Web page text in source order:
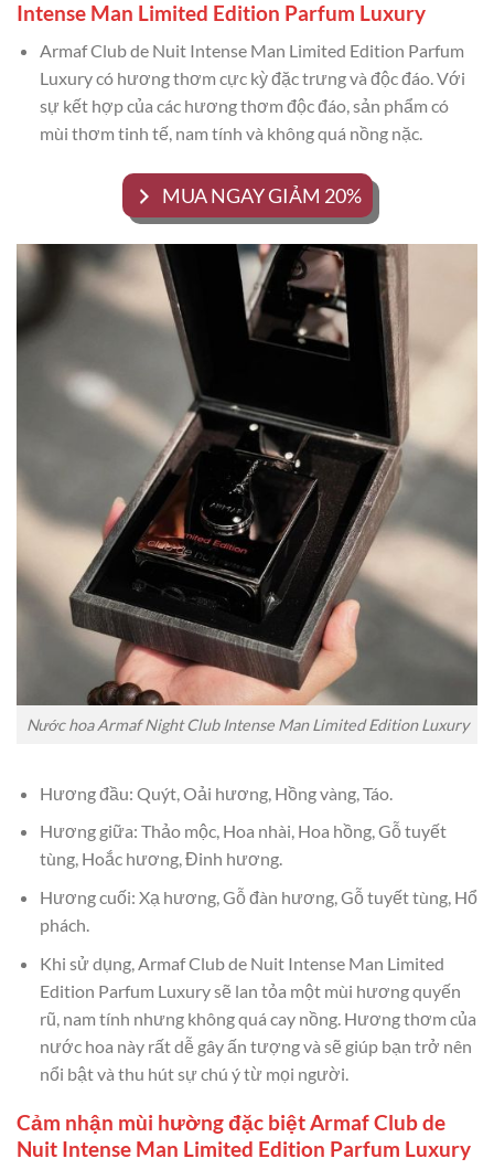
Intense Man Limited Edition Parfum Luxury
Armaf Club de Nuit Intense Man Limited Edition Parfum
Luxury có hương thơm cực kỳ đặc trưng và độc đáo. Với
sự kết hợp của các hương thơm độc đáo, sản phẩm có
mùi thơm tinh tế, nam tính và không quá nồng nặc.
MUA NGAY GIẢM 20%
Nước hoa Armaf Night Club Intense Man Limited Edition Luxury
Hương đầu: Quýt, Oải hương, Hồng vàng, Táo.
Hương giữa: Thảo mộc, Hoa nhài, Hoa hồng, Gỗ tuyết
tùng, Hoắc hương, Đinh hương.
Hương cuối: Xạ hương, Gỗ đàn hương, Gỗ tuyết tùng, Hổ
phách.
Khi sử dụng, Armaf Club de Nuit Intense Man Limited
Edition Parfum Luxury sẽ lan tỏa một mùi hương quyến
rũ, nam tính nhưng không quá cay nồng. Hương thơm của
nước hoa này rất dễ gây ấn tượng và sẽ giúp bạn trở nên
nổi bật và thu hút sự chú ý từ mọi người.
Cảm nhận mùi hường đặc biệt Armaf Club de
Nuit Intense Man Limited Edition Parfum Luxury